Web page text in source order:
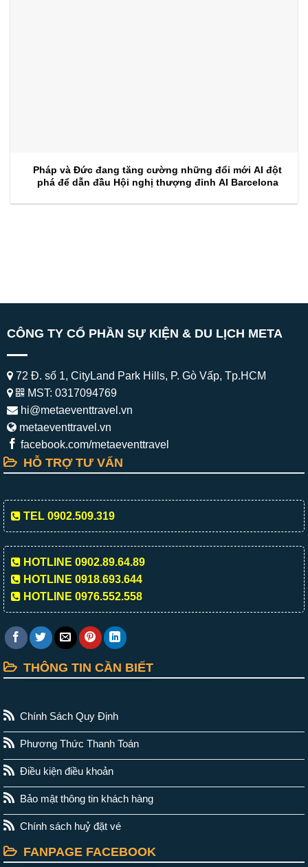
Pháp và Đức đang tăng cường những đổi mới AI đột
phá để dẫn đầu Hội nghị thượng đỉnh AI Barcelona
CÔNG TY CỔ PHẦN SỰ KIỆN & DU LỊCH META
72 Đ. số 1, CityLand Park Hills, P. Gò Vấp, Tp.HCM
MST: 0317094769
hi@metaeventtravel.vn
metaeventtravel.vn
facebook.com/metaeventtravel
HỖ TRỢ TƯ VẤN
TEL 0902.509.319
HOTLINE 0902.89.64.89
HOTLINE 0918.693.644
HOTLINE 0976.552.558
THÔNG TIN CẦN BIẾT
Chính Sách Quy Định
Phương Thức Thanh Toán
Điều kiện điều khoản
Bảo mật thông tin khách hàng
Chính sách huỷ đặt vé
FANPAGE FACEBOOK